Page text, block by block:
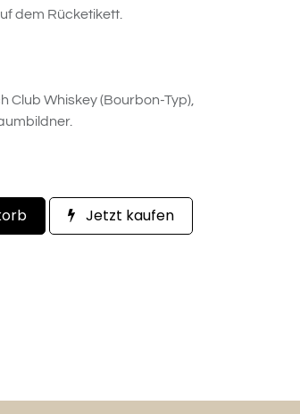
dem Rücketikett.
Club Whiskey (Bourbon-Typ),
Jetzt kaufen